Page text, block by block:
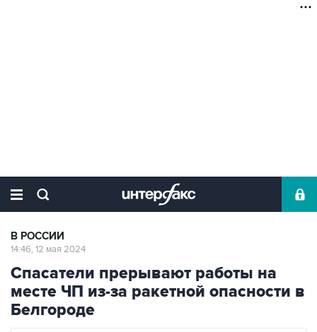
В РОССИИ
14:46, 12 мая 2024
Спасатели прерывают работы на
месте ЧП из-за ракетной опасности в
Белгороде